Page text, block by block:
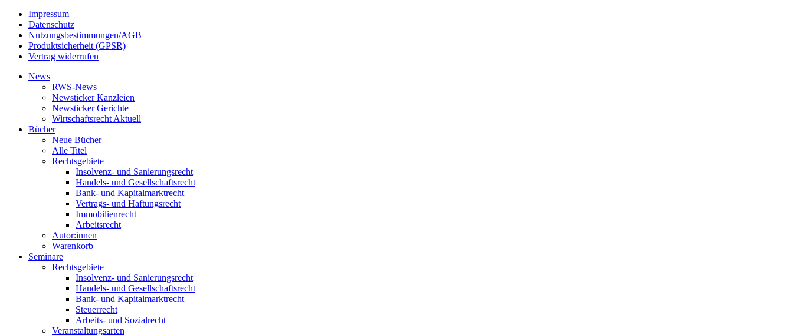
Impressum
Datenschutz
Nutzungsbestimmungen/AGB
Produktsicherheit (GPSR)
Vertrag widerrufen
News
RWS-News
Newsticker Kanzleien
Newsticker Gerichte
Wirtschaftsrecht Aktuell
Bücher
Neue Bücher
Alle Titel
Rechtsgebiete
Insolvenz- und Sanierungsrecht
Handels- und Gesellschaftsrecht
Bank- und Kapitalmarktrecht
Vertrags- und Haftungsrecht
Immobilienrecht
Arbeitsrecht
Autor:innen
Warenkorb
Seminare
Rechtsgebiete
Insolvenz- und Sanierungsrecht
Handels- und Gesellschaftsrecht
Bank- und Kapitalmarktrecht
Steuerrecht
Arbeits- und Sozialrecht
Veranstaltungsarten